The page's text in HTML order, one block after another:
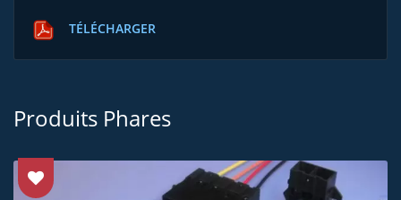
TÉLÉCHARGER
Produits Phares